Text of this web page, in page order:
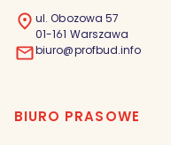
ul. Obozowa 57
01-161 Warszawa
biuro@profbud.info
BIURO PRASOWE